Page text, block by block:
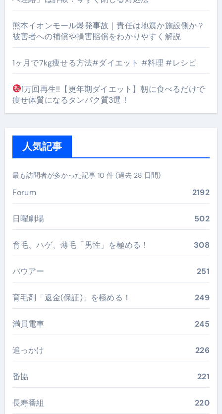
熊本イオンモール爆発事故｜責任は地震か施設側か？
被害者への補償や損害賠償をわかりやすく解説
1ヶ月で7kg痩せる方法#ダイエット #料理 #レシピ
1万回再生!!【更年期ダイエット】朝に食べるだけで
痩せ体質になるタンパク質3選！
人気記事
最も訪問者が多かった記事 10 件 (過去 28 日間)
Forum 2192
日曜劇場 502
育毛、ハゲ、薄毛「男性」を極める！ 308
バウアー 251
育毛剤「返金(保証)」を極める！ 249
満員電車 245
追っかけ 226
番協 221
長寿番組 220